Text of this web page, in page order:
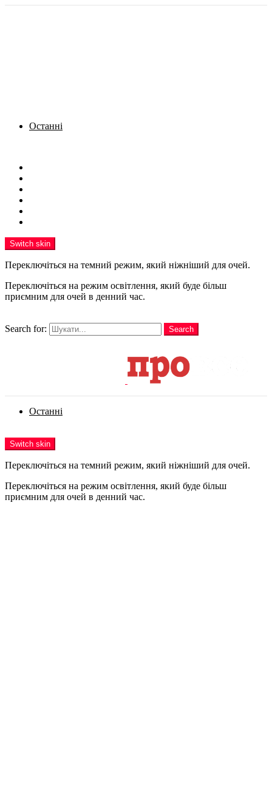
Останні
Switch skin
Переключіться на темний режим, який ніжніший для очей.
Переключіться на режим освітлення, який буде більш
приємним для очей в денний час.
Search for:
Search
Останні
Switch skin
Переключіться на темний режим, який ніжніший для очей.
Переключіться на режим освітлення, який буде більш
приємним для очей в денний час.